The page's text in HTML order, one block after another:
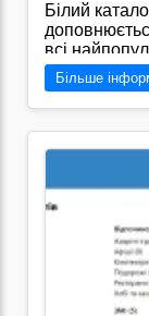
Білий
всі
фільтри
ресурси а
правильний
популярний
себе
докладним
Більше